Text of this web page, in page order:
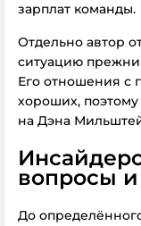
зарплат команды.
Отдельно автор
ситуацию
Его отношения с
хороших,
на Дэна
вопросы
До